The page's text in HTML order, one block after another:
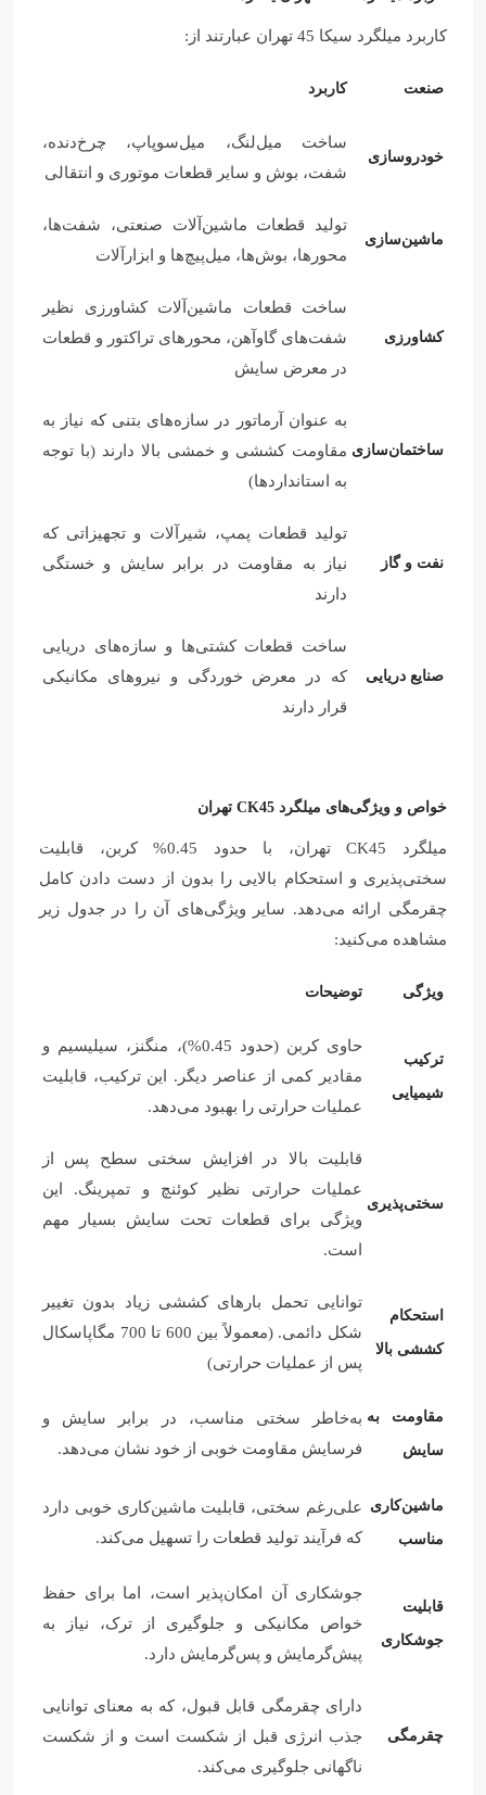
کاربرد میلگرد سیکا 45 تهران عبارتند از:
صنعت کاربرد
خودروسازی
ساخت میل‌لنگ، میل‌سوپاپ، چرخ‌دنده،
شفت، بوش و سایر قطعات موتوری و انتقالی
ماشین‌سازی
تولید قطعات ماشین‌آلات صنعتی، شفت‌ها،
محورها، بوش‌ها، میل‌پیچ‌ها و ابزارآلات
کشاورزی
ساخت قطعات ماشین‌آلات کشاورزی نظیر
شفت‌های گاوآهن، محورهای تراکتور و قطعات
در معرض سایش
ساختمان‌سازی
به عنوان آرماتور در سازه‌های بتنی که نیاز به
مقاومت کششی و خمشی بالا دارند (با توجه
به استانداردها)
نفت و گاز
تولید قطعات پمپ، شیرآلات و تجهیزاتی که
نیاز به مقاومت در برابر سایش و خستگی
دارند
صنایع دریایی
ساخت قطعات کشتی‌ها و سازه‌های دریایی
که در معرض خوردگی و نیروهای مکانیکی
قرار دارند
خواص و ویژگی‌های میلگرد CK45 تهران
میلگرد CK45 تهران، با حدود 0.45% کربن، قابلیت
سختی‌پذیری و استحکام بالایی را بدون از دست دادن کامل
چقرمگی ارائه می‌دهد. سایر ویژگی‌های آن را در جدول زیر
مشاهده می‌کنید:
ویژگی توضیحات
ترکیب
شیمیایی
حاوی کربن (حدود 0.45%)، منگنز، سیلیسیم و
مقادیر کمی از عناصر دیگر. این ترکیب، قابلیت
عملیات حرارتی را بهبود می‌دهد.
سختی‌پذیری
قابلیت بالا در افزایش سختی سطح پس از
عملیات حرارتی نظیر کوئنچ و تمپرینگ. این
ویژگی برای قطعات تحت سایش بسیار مهم
است.
استحکام
کششی بالا
توانایی تحمل بارهای کششی زیاد بدون تغییر
شکل دائمی. (معمولاً بین 600 تا 700 مگاپاسکال
پس از عملیات حرارتی)
مقاومت به
سایش
به‌خاطر سختی مناسب، در برابر سایش و
فرسایش مقاومت خوبی از خود نشان می‌دهد.
ماشین‌کاری
مناسب
علی‌رغم سختی، قابلیت ماشین‌کاری خوبی دارد
که فرآیند تولید قطعات را تسهیل می‌کند.
قابلیت
جوشکاری
جوشکاری آن امکان‌پذیر است، اما برای حفظ
خواص مکانیکی و جلوگیری از ترک، نیاز به
پیش‌گرمایش و پس‌گرمایش دارد.
چقرمگی
دارای چقرمگی قابل قبول، که به معنای توانایی
جذب انرژی قبل از شکست است و از شکست
ناگهانی جلوگیری می‌کند.